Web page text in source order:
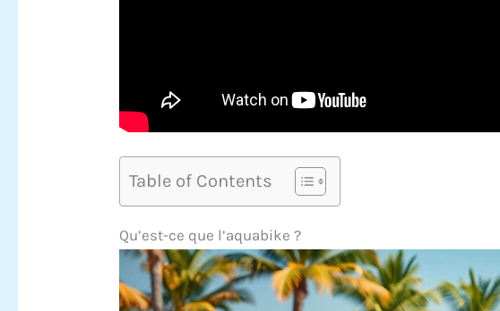
Table of Contents
Qu’est-ce que l’aquabike ?